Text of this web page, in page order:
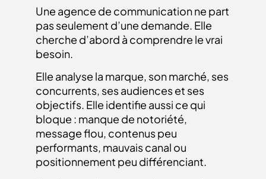
Une agence de communication ne part
pas seulement d’une demande. Elle
cherche d’abord à comprendre le vrai
besoin.
Elle analyse la marque, son marché, ses
concurrents, ses audiences et ses
objectifs. Elle identifie aussi ce qui
bloque : manque de notoriété,
message flou, contenus peu
performants, mauvais canal ou
positionnement peu différenciant.